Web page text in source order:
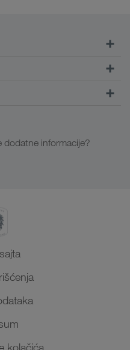
dodatne informacije?
kolačića